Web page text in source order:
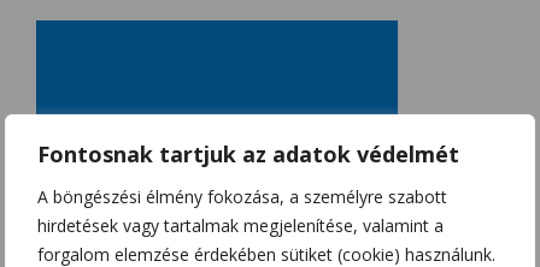
Fontosnak tartjuk az adatok védelmét
A böngészési élmény fokozása, a személyre szabott
hirdetések vagy tartalmak megjelenítése, valamint a
forgalom elemzése érdekében sütiket (cookie) használunk.